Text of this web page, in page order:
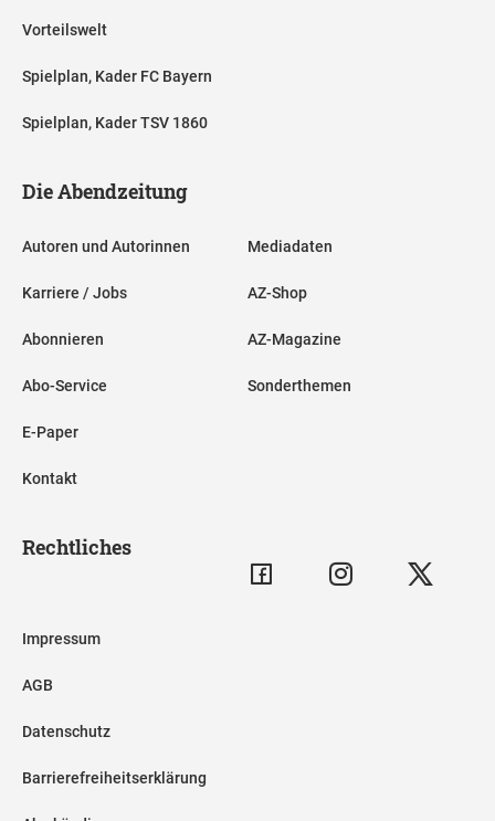
Vorteilswelt
Spielplan, Kader FC Bayern
Spielplan, Kader TSV 1860
Die Abendzeitung
Autoren und Autorinnen
Karriere / Jobs
Abonnieren
Abo-Service
E-Paper
Kontakt
Mediadaten
AZ-Shop
AZ-Magazine
Sonderthemen
Rechtliches
Impressum
AGB
Datenschutz
Barrierefreiheitserklärung